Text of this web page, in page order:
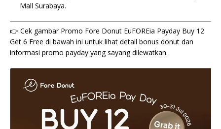
Mall Surabaya.
👉 Cek gambar Promo Fore Donut EuFOREia Payday Buy 12
Get 6 Free di bawah ini untuk lihat detail bonus donut dan
informasi promo payday yang sayang dilewatkan.